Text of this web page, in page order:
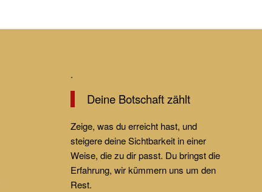
.
Deine Botschaft zählt
Zeige, was du erreicht hast, und
steigere deine Sichtbarkeit in einer
Weise, die zu dir passt. Du bringst die
Erfahrung, wir kümmern uns um den
Rest.